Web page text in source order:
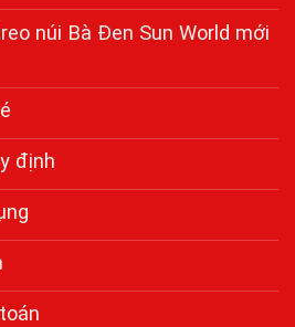
núi Bà Đen Sun World mới
định